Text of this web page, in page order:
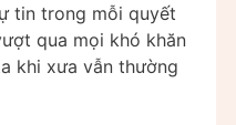
tin trong mỗi quyết
qua mọi khó khăn
khi xưa vẫn thường